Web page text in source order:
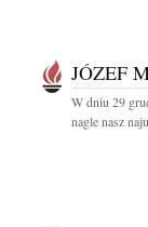
JÓZEF
W dniu 29
nagle nasz